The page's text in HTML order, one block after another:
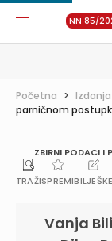
NN 85/
Početna > Izdanja
parničnom
ZBIRNI PODACI I
TRAŽISPREMIBILJEŠKE
Vanja